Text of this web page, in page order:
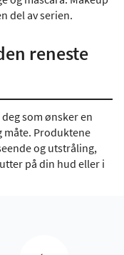
del av serien.
reneste
som ønsker en
måte. Produktene
og utstråling,
på din hud eller i